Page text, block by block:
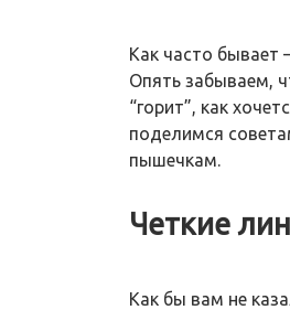
Как часто бывает
Опять забываем,
“горит”, как
поделимся
пышечкам.
Четкие
Как бы вам не